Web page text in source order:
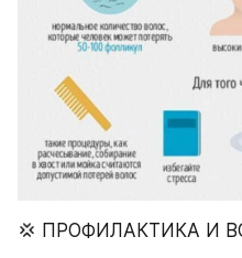
💢 ПРОФИЛАКТИКА И